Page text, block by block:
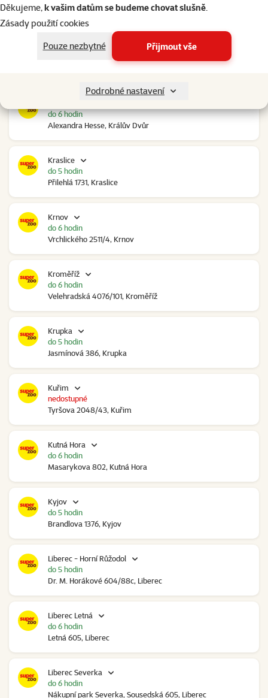
Děkujeme,k vašim datům se budeme chovat slušně.
Zásady použití cookies
Pouze nezbytné
Přijmout vše
Podrobné nastavení
Ovčáry 304, Ovčáry
Kozomín
Alexandra Hesse, Králův Dvůr
do 6 hodin
Kraslice
Přilehlá 1731, Kraslice
do 5 hodin
Krnov
Vrchlického 2511/4, Krnov
do 6 hodin
Kroměříž
Velehradská 4076/101, Kroměříž
do 6 hodin
Krupka
Jasmínová 386, Krupka
do 5 hodin
Kuřim
Tyršova 2048/43, Kuřim
nedostupné
Kutná Hora
Masarykova 802, Kutná Hora
do 6 hodin
Kyjov
Brandlova 1376, Kyjov
do 5 hodin
Liberec - Horní Růžodol
Dr. M. Horákové 604/88c, Liberec
do 5 hodin
Liberec Letná
Letná 605, Liberec
do 6 hodin
Liberec Severka
Nákupní park Severka, Sousedská 605, Liberec
do 6 hodin